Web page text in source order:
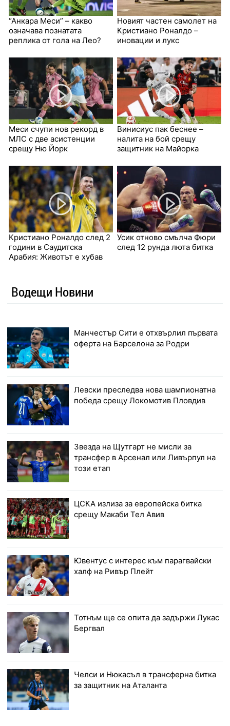
“Анкара Меси” – какво
означава познатата
реплика от гола на Лео?
Новият частен самолет на
Кристиано Роналдо –
иновации и лукс
Меси счупи нов рекорд в
МЛС с две асистенции
срещу Ню Йорк
Винисиус пак беснее –
налита на бой срещу
защитник на Майорка
Кристиано Роналдо след 2
години в Саудитска
Арабия: Животът е хубав
Усик отново смълча Фюри
след 12 рунда люта битка
Водещи Новини
Манчестър Сити е отхвърлил първата
оферта на Барселона за Родри
Левски преследва нова шампионатна
победа срещу Локомотив Пловдив
Звезда на Щутгарт не мисли за
трансфер в Арсенал или Ливърпул на
този етап
ЦСКА излиза за европейска битка
срещу Макаби Тел Авив
Ювентус с интерес към парагвайски
халф на Ривър Плейт
Тотнъм ще се опита да задържи Лукас
Бергвал
Челси и Нюкасъл в трансферна битка
за защитник на Аталанта